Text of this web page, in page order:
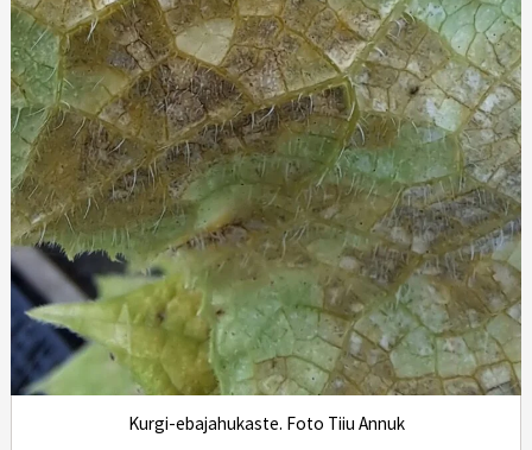
Kurgi-ebajahukaste. Foto Tiiu Annuk